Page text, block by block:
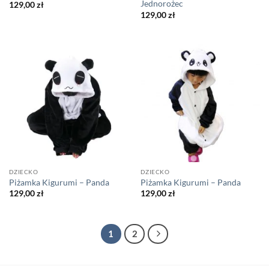
129,00zł
Jednorożec
129,00zł
DZIECKO
Piżamka Kigurumi – Panda
129,00zł
DZIECKO
Piżamka Kigurumi – Panda
129,00zł
1 2